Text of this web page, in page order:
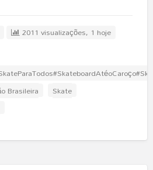
2011 visualizações, 1 hoje
Brasileira
Skate